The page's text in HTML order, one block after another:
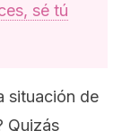
sé tú
situación de
Quizás